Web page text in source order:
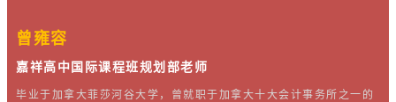
曾雍容
嘉祥高中国际课程班规划部老师
毕业于加拿大菲莎河谷大学，
曾就职于加拿大十大会计事务所之一的